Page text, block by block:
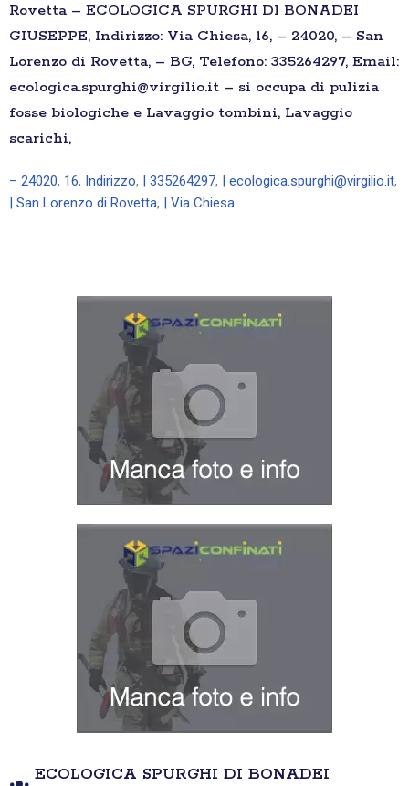
Rovetta – ECOLOGICA SPURGHI DI BONADEI
GIUSEPPE, Indirizzo: Via Chiesa, 16, – 24020, – San
Lorenzo di Rovetta, – BG, Telefono: 335264297, Email:
ecologica.spurghi@virgilio.it – si occupa di pulizia
fosse biologiche e Lavaggio tombini, Lavaggio
scarichi,
– 24020, 16, Indirizzo, | 335264297, | ecologica.spurghi@virgilio.it,
| San Lorenzo di Rovetta, | Via Chiesa
ECOLOGICA SPURGHI DI BONADEI